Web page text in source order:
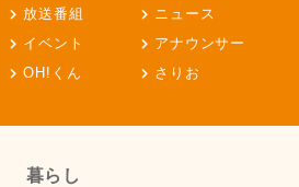
放送番組
ニュース
イベント
アナウンサー
OH!くん さりお
暮らし